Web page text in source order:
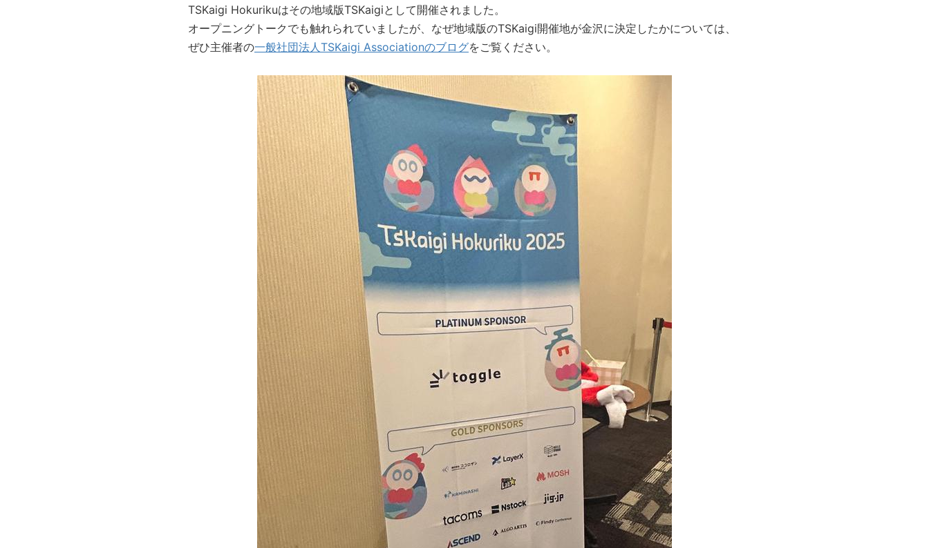
TSKaigi Hokurikuはその地域版TSKaigiとして開催されました。
オープニングトークでも触れられていましたが、なぜ地域版のTSKaigi開催地が金沢に決定したかについては、
ぜひ主催者の一般社団法人TSKaigi Associationのブログをご覧ください。